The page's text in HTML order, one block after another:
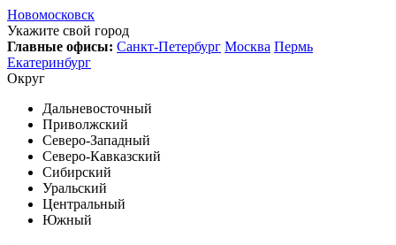
Новомосковск
Укажите свой город
Главные офисы: Санкт-Петербург Москва Пермь
Екатеринбург
Округ
Дальневосточный
Приволжский
Северо-Западный
Северо-Кавказский
Сибирский
Уральский
Центральный
Южный